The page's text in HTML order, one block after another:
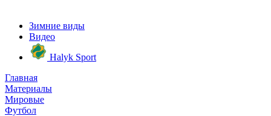
Зимние виды
Видео
Halyk Sport
Главная
Материалы
Мировые
Футбол